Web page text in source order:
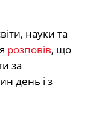
науки та
розповів, що
за
день і з